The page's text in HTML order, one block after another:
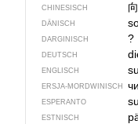
CHINESISCH
DÄNISCH
DARGINISCH ?
DEUTSCH
ENGLISCH
ERSJA-MORDWINISCH
ESPERANTO
ESTNISCH